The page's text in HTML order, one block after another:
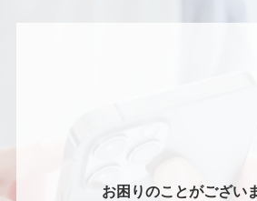
お困りのことがござい